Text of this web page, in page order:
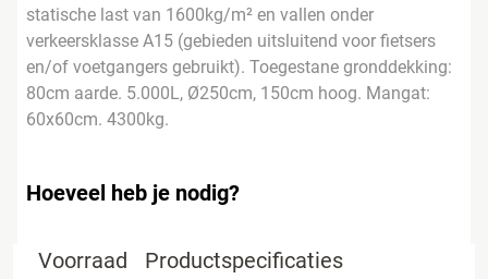
statische last van 1600kg/m² en vallen onder
verkeersklasse A15 (gebieden uitsluitend voor fietsers
en/of voetgangers gebruikt). Toegestane gronddekking:
80cm aarde. 5.000L, Ø250cm, 150cm hoog. Mangat:
60x60cm. 4300kg.
Hoeveel heb je nodig?
Voorraad
Productspecificaties